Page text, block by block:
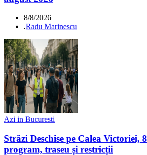
8/8/2026
.Radu Marinescu
Azi in Bucuresti
Străzi Deschise pe Calea Victoriei,
program, traseu și restricții